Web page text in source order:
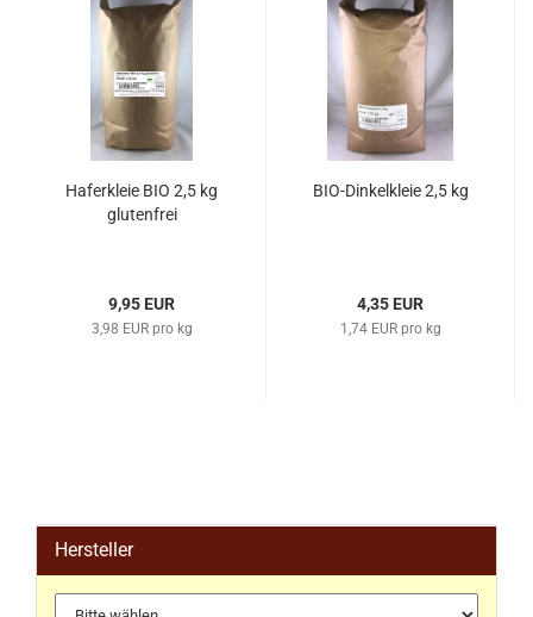
Haferkleie BIO 2,5 kg
glutenfrei
9,95 EUR
3,98 EUR pro kg
BIO-Dinkelkleie 2,5 kg
4,35 EUR
1,74 EUR pro kg
Hersteller